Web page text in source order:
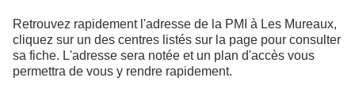
Retrouvez rapidement l'adresse de la PMI à Les Mureaux,
cliquez sur un des centres listés sur la page pour consulter
sa fiche. L'adresse sera notée et un plan d'accès vous
permettra de vous y rendre rapidement.